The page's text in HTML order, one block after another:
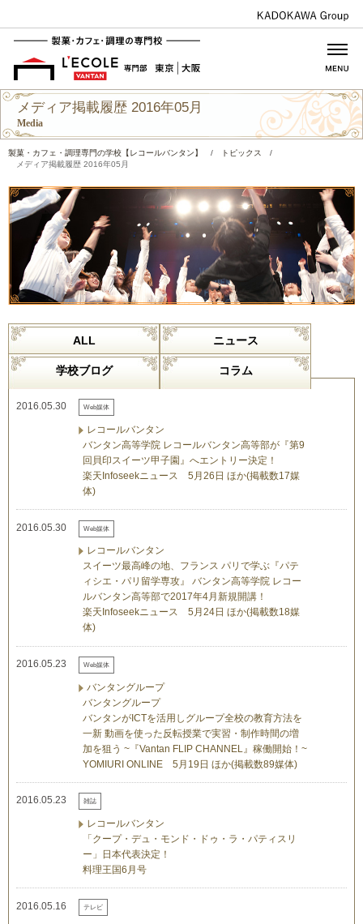
メディア掲載履歴 2016年05月
Media
製菓・カフェ・調理専門の学校【レコールバンタン】 / トピックス
/
メディア掲載履歴 2016年05月
ALL ニュース
学校ブログ コラム
2016.05.30 Web媒体
レコールバンタン
バンタン高等学院 レコールバンタン高等部が『第9
回貝印スイーツ甲子園』へエントリー決定！
楽天Infoseekニュース 5月26日 ほか(掲載数17媒
体)
2016.05.30 Web媒体
レコールバンタン
スイーツ最高峰の地、フランス パリで学ぶ『パテ
ィシエ・パリ留学専攻』 バンタン高等学院 レコー
ルバンタン高等部で2017年4月新規開講！
楽天Infoseekニュース 5月24日 ほか(掲載数18媒
体)
2016.05.23 Web媒体
バンタングループ
バンタングループ
バンタンがICTを活用しグループ全校の教育方法を
一新 動画を使った反転授業で実習・制作時間の増
加を狙う ~『Vantan FLIP CHANNEL』稼働開始！~
YOMIURI ONLINE 5月19日 ほか(掲載数89媒体)
2016.05.23 雑誌
レコールバンタン
「クープ・デュ・モンド・ドゥ・ラ・パティスリ
ー」日本代表決定！
料理王国6月号
2016.05.16 テレビ